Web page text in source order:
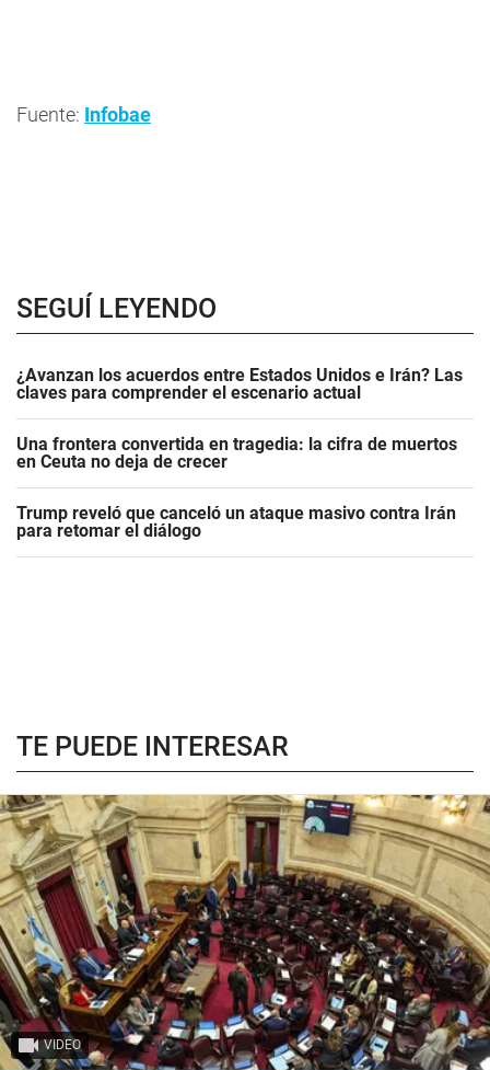
Fuente: Infobae
SEGUÍ LEYENDO
¿Avanzan los acuerdos entre Estados Unidos e Irán? Las
claves para comprender el escenario actual
Una frontera convertida en tragedia: la cifra de muertos
en Ceuta no deja de crecer
Trump reveló que canceló un ataque masivo contra Irán
para retomar el diálogo
TE PUEDE INTERESAR
VIDEO